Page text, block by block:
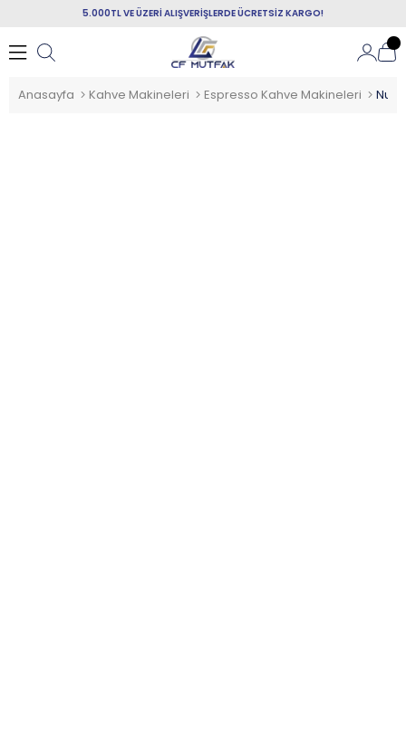
5.000TL VE ÜZERİ ALIŞVERİŞLERDE ÜCRETSİZ KARGO!
Anasayfa Kahve Makineleri Espresso Kahve Makineleri